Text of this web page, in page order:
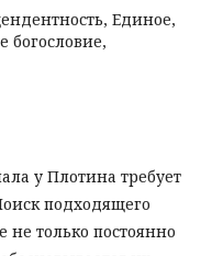
Единое,
богословие,
у Плотина требует
подходящего
не только постоянно